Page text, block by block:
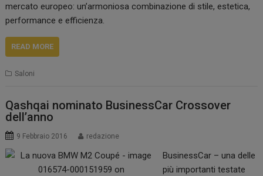
mercato europeo: un’armoniosa combinazione di stile, estetica,
performance e efficienza.
READ MORE
Saloni
Qashqai nominato BusinessCar Crossover
dell’anno
9 Febbraio 2016 redazione
BusinessCar – una delle
più importanti testate